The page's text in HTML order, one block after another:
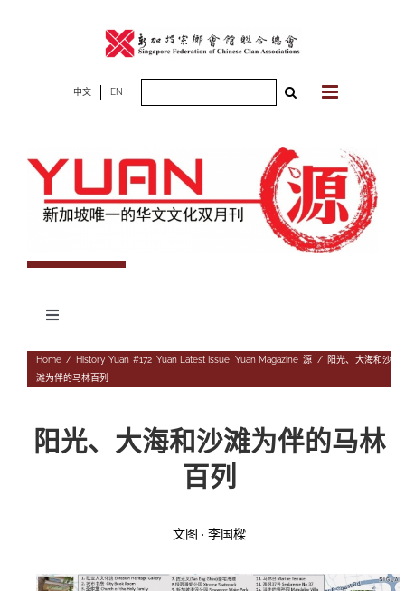
中文 EN
Toggle
专题
文化
文学
往期杂志
179期
投稿
编委会
{username} | 退出
Home / History,Yuan #172, Yuan Latest Issue Yuan Magazine,源 /
阳光、大海和沙
滩为伴的马林百列
阳光、大海和沙滩为伴的马林
百列
文图 · 李国樑